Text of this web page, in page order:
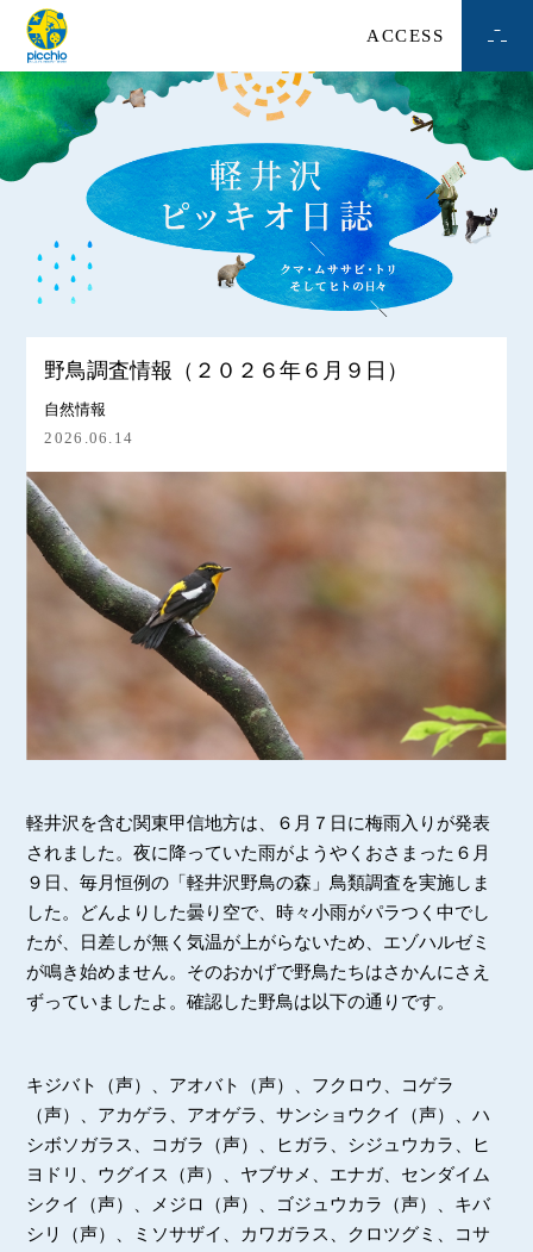
ACCESS
野鳥調査情報（２０２６年６月９日）
自然情報
2026.06.14
軽井沢を含む関東甲信地方は、６月７日に梅雨入りが発表
されました。夜に降っていた雨がようやくおさまった６月
９日、毎月恒例の「軽井沢野鳥の森」鳥類調査を実施しま
した。どんよりした曇り空で、時々小雨がパラつく中でし
たが、日差しが無く気温が上がらないため、エゾハルゼミ
が鳴き始めません。そのおかげで野鳥たちはさかんにさえ
ずっていましたよ。確認した野鳥は以下の通りです。
キジバト（声）、アオバト（声）、フクロウ、コゲラ
（声）、アカゲラ、アオゲラ、サンショウクイ（声）、ハ
シボソガラス、コガラ（声）、ヒガラ、シジュウカラ、ヒ
ヨドリ、ウグイス（声）、ヤブサメ、エナガ、センダイム
シクイ（声）、メジロ（声）、ゴジュウカラ（声）、キバ
シリ（声）、ミソサザイ、カワガラス、クロツグミ、コサ